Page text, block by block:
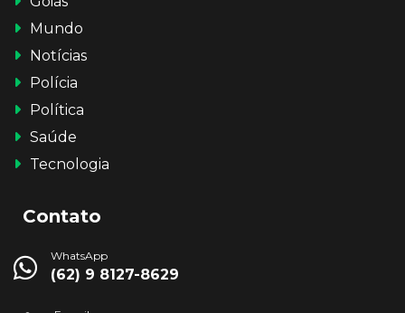
Mundo
Notícias
Polícia
Política
Saúde
Tecnologia
Contato
WhatsApp
(62) 9 8127-8629